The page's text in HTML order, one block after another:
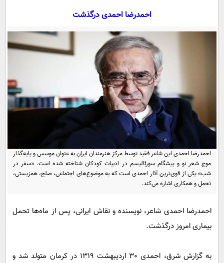
جامعه
حوادث
سلامت
یک برش دانایی
محیط زیست
سفر و تفریح
بین الملل
سیاست خارجی
فرهنگ و هنر
علم و دانش
فناوری و It
علمی
قرآن
گوناگون
باشگاه مغز
مجله تصویری سلاح
ورزش
حوادث
عصر ایران 2
خواندنی ها و دیدنی ها
دانلود
آموزش زبان
احمدرضا احمدی درگذشت
احمدرضا احمدی این شاعر فقید توسط مرکز هنرمندان ایران به عنوان موسس و پایه‌گذار
موج شعر نو و پیشگام سورئالیسم در ادبیات کودکان شناخته شده است. «سفر در
شب» یکی از قوی‌ترین آثار احمدی است که به موضوع‌های اجتماعی، صلح، همزیستی،
تحمل و همکاری اشاره می‌کند.
احمدرضا احمدی شاعر، نویسنده و نقاش ایرانی، پس از ماه‌ها تحمل
بیماری امروز درگذشت.
به گزارش شرق، احمدی 30 اردیبهشت 1319 در کرمان متولد شد و